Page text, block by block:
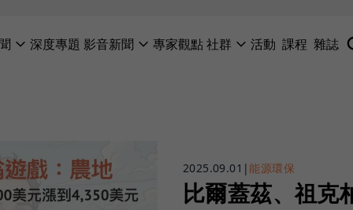
深度專題 影音新聞 專家觀點社群 活動 課程 雜誌
2025.09.01 |能源環保
比爾蓋茲、祖克